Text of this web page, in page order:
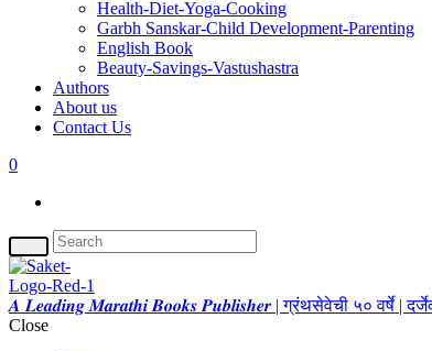
Health-Diet-Yoga-Cooking
Garbh Sanskar-Child Development-Parenting
English Book
Beauty-Savings-Vastushastra
Authors
About us
Contact Us
0
𝑨 𝑳𝒆𝒂𝒅𝒊𝒏𝒈 𝑴𝒂𝒓𝒂𝒕𝒉𝒊 𝑩𝒐𝒐𝒌𝒔 𝑷𝒖𝒃𝒍𝒊𝒔𝒉𝒆𝒓 | ग्रंथसेवेची ५० वर्षे |
Close